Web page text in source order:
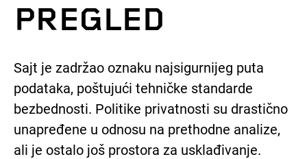
PREGLED
Sajt je zadržao oznaku najsigurnijeg puta
podataka, poštujući tehničke standarde
bezbednosti. Politike privatnosti su drastično
unapređene u odnosu na prethodne analize,
ali je ostalo još prostora za usklađivanje.